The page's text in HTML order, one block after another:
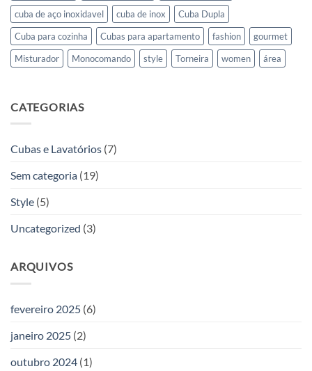
cuba de aço inoxidavel
cuba de inox
Cuba Dupla
Cuba para cozinha
Cubas para apartamento fashion
gourmet
Misturador
Monocomando style Torneira women área
CATEGORIAS
Cubas e Lavatórios (7)
Sem categoria (19)
Style (5)
Uncategorized (3)
ARQUIVOS
fevereiro 2025 (6)
janeiro 2025 (2)
outubro 2024 (1)